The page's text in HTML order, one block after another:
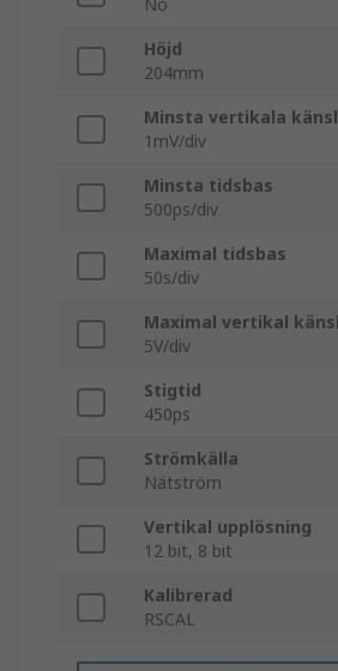
No
Höjd
204mm
Minsta vertikala
1mV/div
Minsta tidsbas
500ps/div
Maximal tidsbas
50s/div
Maximal vertikal
5V/div
Stigtid
450ps
Strömkälla
Nätström
Vertikal upplösning
12 bit, 8 bit
Kalibrerad
RSCAL